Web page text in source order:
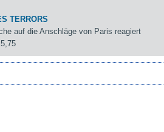
TERRORS
auf die Anschläge von Paris reagiert